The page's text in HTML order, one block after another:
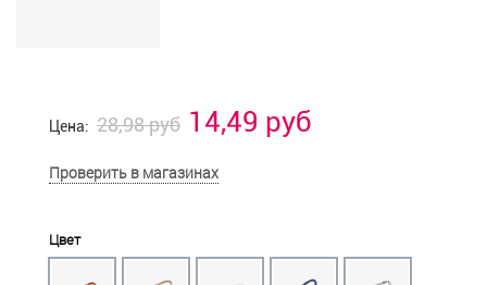
Цена: 28,98 руб 14,49 руб
Проверить в магазинах
Цвет